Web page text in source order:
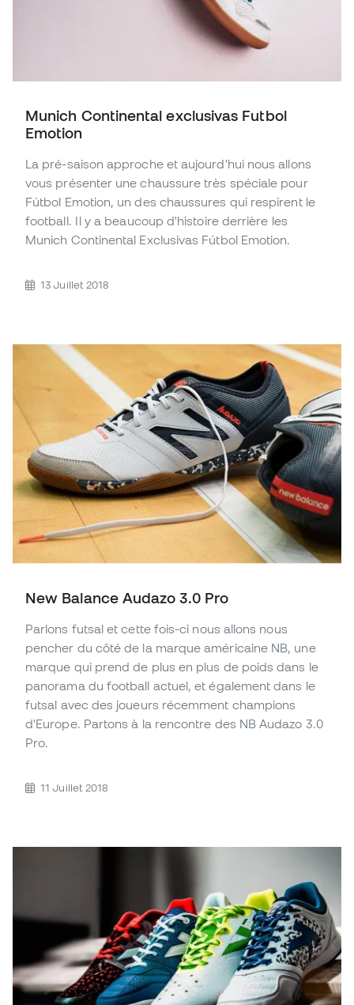
Munich Continental exclusivas Futbol
Emotion
La pré-saison approche et aujourd'hui nous allons
vous présenter une chaussure très spéciale pour
Fútbol Emotion, un des chaussures qui respirent le
football. Il y a beaucoup d'histoire derrière les
Munich Continental Exclusivas Fútbol Emotion.
13 Juillet 2018
New Balance Audazo 3.0 Pro
Parlons futsal et cette fois-ci nous allons nous
pencher du côté de la marque américaine NB, une
marque qui prend de plus en plus de poids dans le
panorama du football actuel, et également dans le
futsal avec des joueurs récemment champions
d'Europe. Partons à la rencontre des NB Audazo 3.0
Pro.
11 Juillet 2018